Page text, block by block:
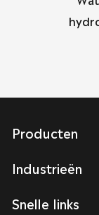
Producten
Industrieën
Snelle links